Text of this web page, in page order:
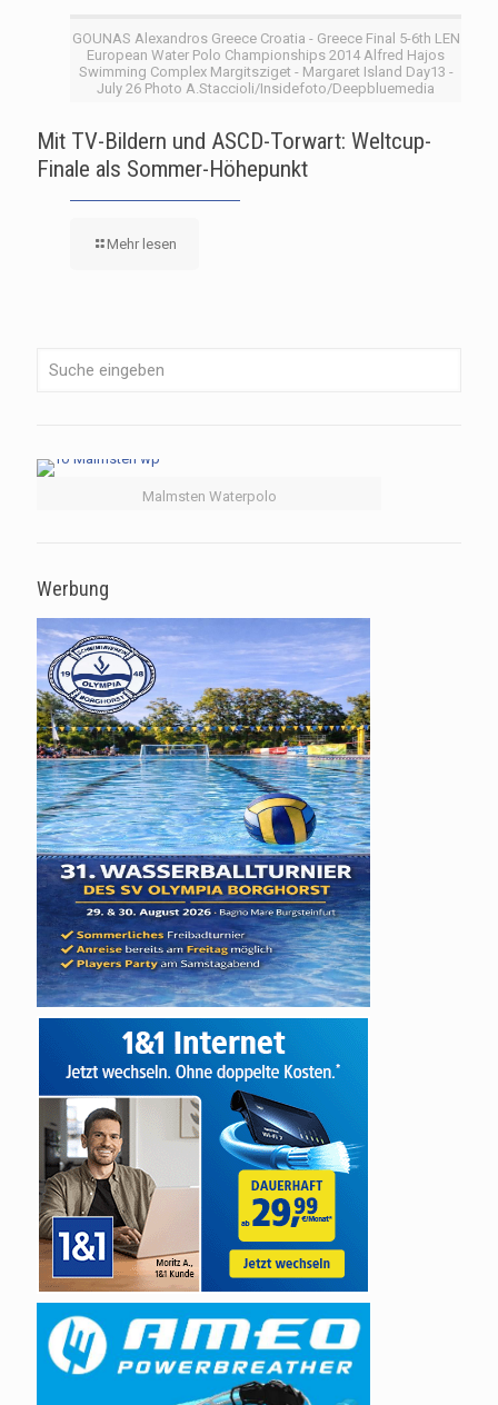
GOUNAS Alexandros Greece Croatia - Greece Final 5-6th LEN
European Water Polo Championships 2014 Alfred Hajos
Swimming Complex Margitsziget - Margaret Island Day13 -
July 26 Photo A.Staccioli/Insidefoto/Deepbluemedia
Mit TV-Bildern und ASCD-Torwart: Weltcup-
Finale als Sommer-Höhepunkt
Mehr lesen
Malmsten Waterpolo
Werbung